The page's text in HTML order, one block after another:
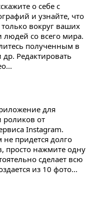
о себе с
и узнайте, что
вокруг ваших
со всего мира.
полученным в
др. Редактировать
для
роликов от
Instagram.
не придется долго
просто нажмите одну
сделает всю
из 10 фото...